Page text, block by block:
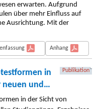
erwarten. Aufgrund
über mehr Einfluss auf
Ausrichtung. Mit der
Anhang
Publikation
in
und
einer